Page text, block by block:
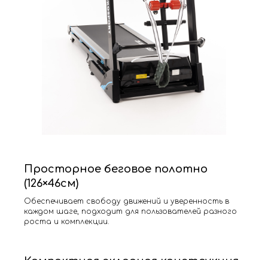
Просторное беговое полотно
(126×46см)
Обеспечивает свободу движений и уверенность в
каждом шаге, подходит для пользователей разного
роста и комплекции.